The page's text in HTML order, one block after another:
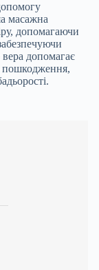
масажна
допомагаючи
допомагає
пошкодження,